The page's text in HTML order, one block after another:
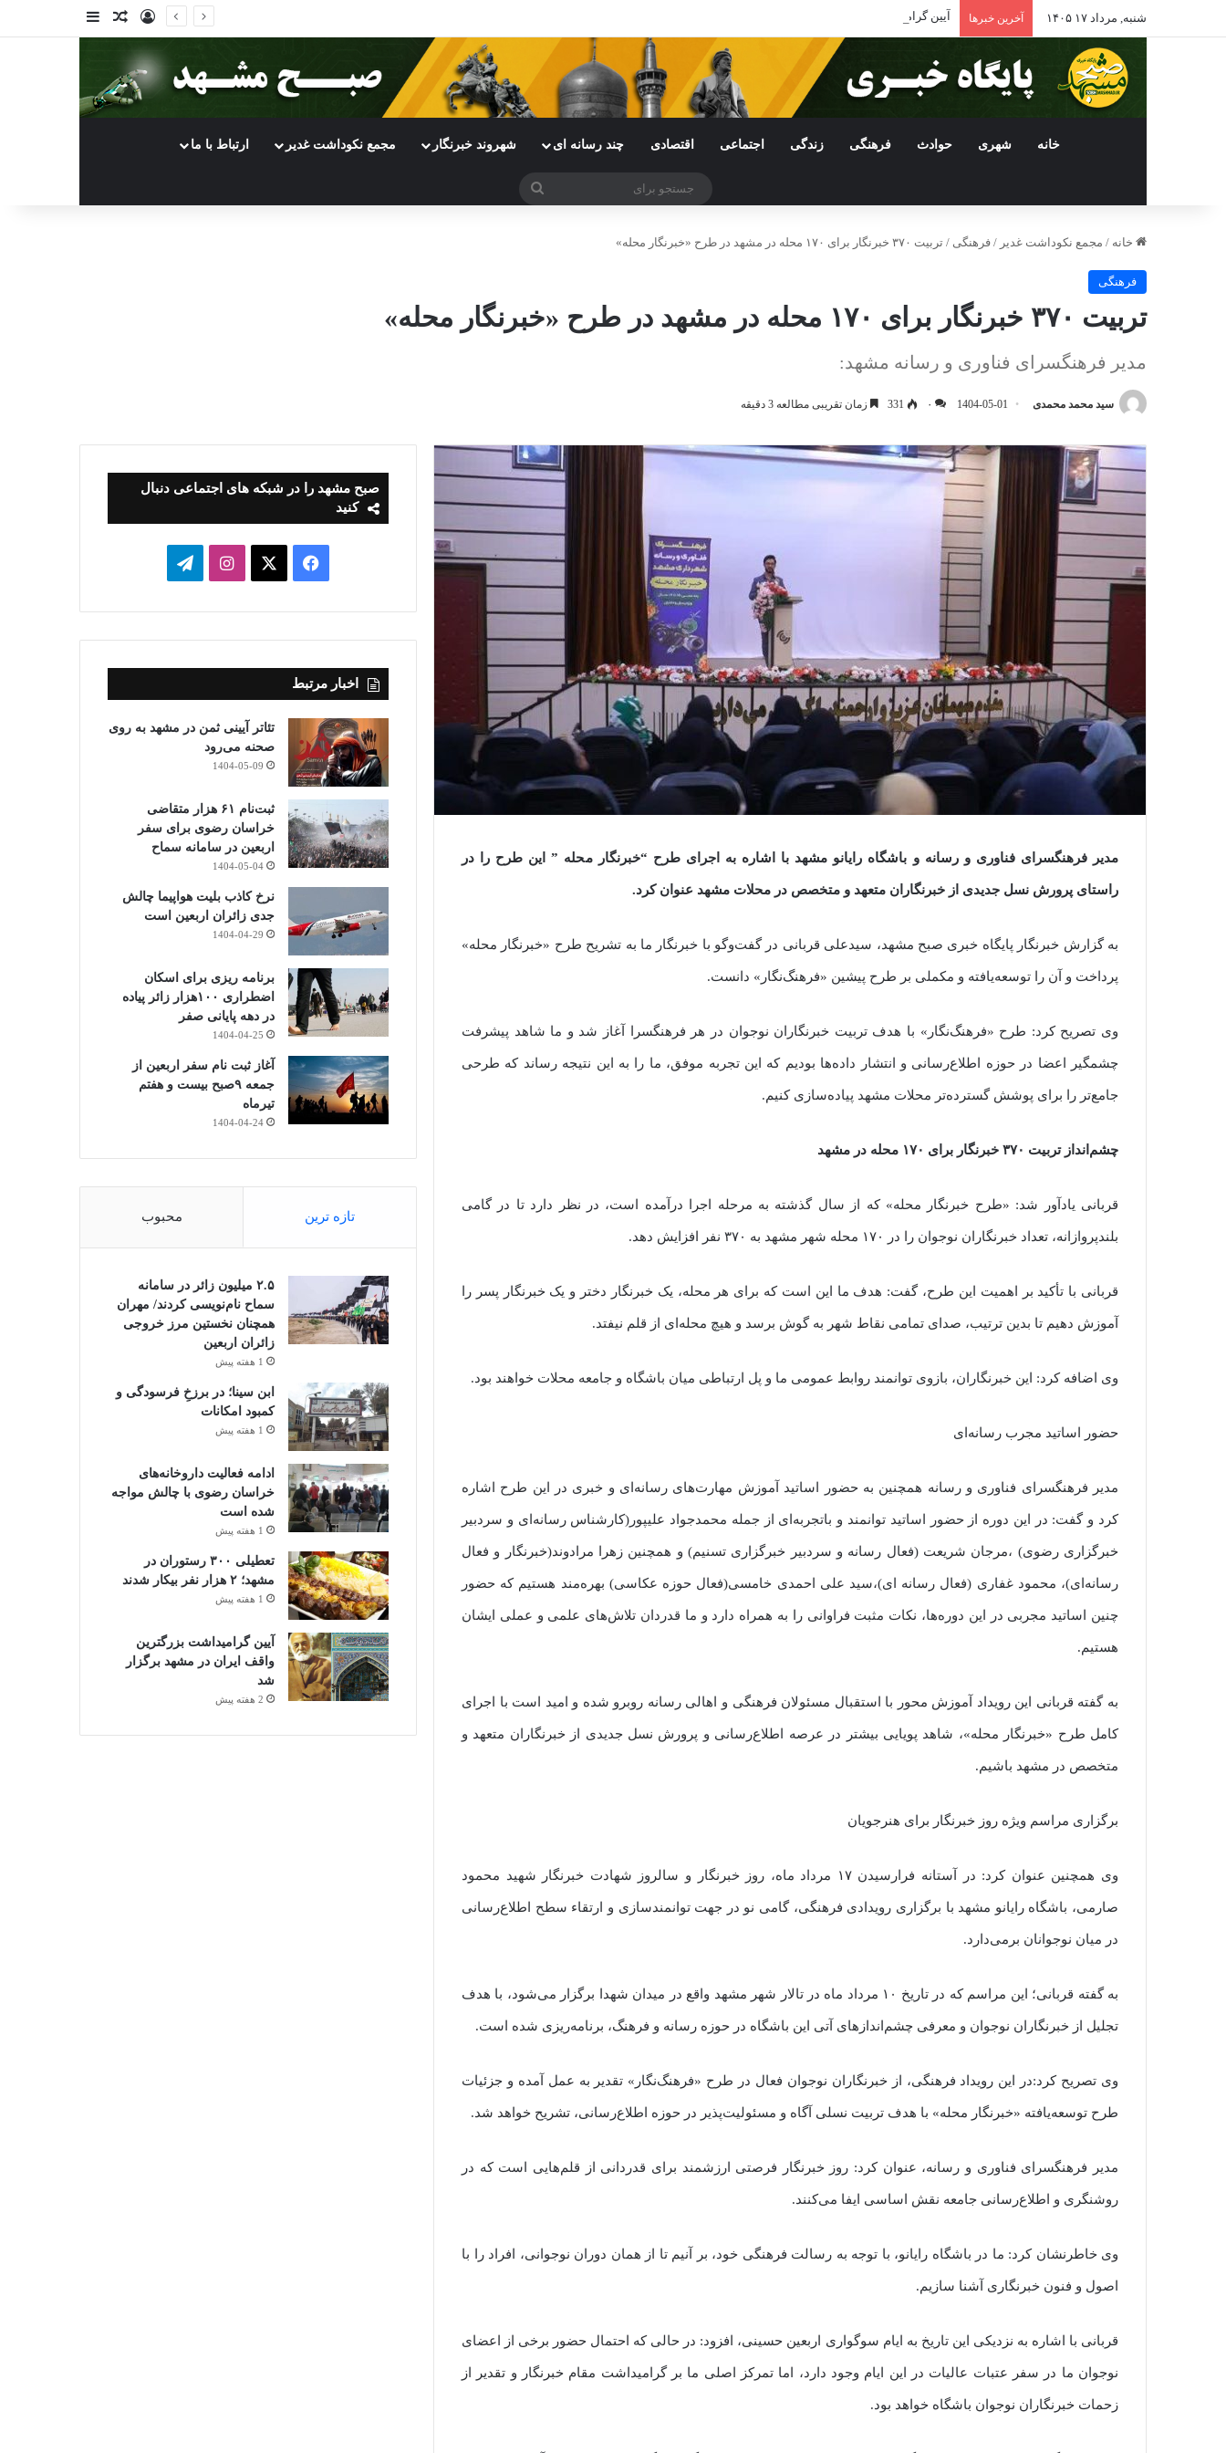
شنبه, مرداد ۱۷ ۱۴۰۵ آخرین خبرها آیین گرامیداشت بزرگترین واقف ایران در مشهد برگزار شد ورودنوشته تصادفی
سایدبار
خانه شهری حوادث فرهنگی زندگی اجتماعی اقتصادی چند رسانه ای شهروند خبرنگار مجمع نکوداشت غدیر ارتباط با ما
جستجو
خانه / مجمع نکوداشت غدیر / فرهنگی / تربیت ۳۷۰ خبرنگار برای ۱۷۰ محله در مشهد در طرح «خبرنگار محله»
فرهنگی
تربیت ۳۷۰ خبرنگار برای ۱۷۰ محله در مشهد در طرح «خبرنگار محله»
مدیر فرهنگسرای فناوری و رسانه مشهد:
سید محمد محمدی 1404-05-01 ۰ 331 زمان تقریبی مطالعه 3 دقیقه
مدیر فرهنگسرای فناوری و رسانه و باشگاه رایانو مشهد با اشاره به اجرای طرح “خبرنگار محله ” این طرح را در
راستای پرورش نسل جدیدی از خبرنگاران متعهد و متخصص در محلات مشهد عنوان کرد.
به گزارش خبرنگار پایگاه خبری صبح مشهد، سیدعلی قربانی در گفت‌وگو با خبرنگار ما به تشریح طرح «خبرنگار محله»
پرداخت و آن را توسعه‌یافته و مکملی بر طرح پیشین «فرهنگ‌نگار» دانست.
وی تصریح کرد: طرح «فرهنگ‌نگار» با هدف تربیت خبرنگاران نوجوان در هر فرهنگسرا آغاز شد و ما شاهد پیشرفت
چشمگیر اعضا در حوزه اطلاع‌رسانی و انتشار داده‌ها بودیم که این تجربه موفق، ما را به این نتیجه رساند که طرحی
جامع‌تر را برای پوشش گسترده‌تر محلات مشهد پیاده‌سازی کنیم.
چشم‌انداز تربیت ۳۷۰ خبرنگار برای ۱۷۰ محله در مشهد
قربانی یادآور شد: «طرح خبرنگار محله» که از سال گذشته به مرحله اجرا درآمده است، در نظر دارد تا در گامی
بلندپروازانه، تعداد خبرنگاران نوجوان را در ۱۷۰ محله شهر مشهد به ۳۷۰ نفر افزایش دهد.
قربانی با تأکید بر اهمیت این طرح، گفت: هدف ما این است که برای هر محله، یک خبرنگار دختر و یک خبرنگار پسر را
آموزش دهیم تا بدین ترتیب، صدای تمامی نقاط شهر به گوش برسد و هیچ محله‌ای از قلم نیفتد.
وی اضافه کرد: این خبرنگاران، بازوی توانمند روابط عمومی ما و پل ارتباطی میان باشگاه و جامعه محلات خواهند بود.
حضور اساتید مجرب رسانه‌ای
مدیر فرهنگسرای فناوری و رسانه همچنین به حضور اساتید آموزش مهارت‌های رسانه‌ای و خبری در این طرح اشاره
کرد و گفت: در این دوره از حضور اساتید توانمند و باتجربه‌‌ای از جمله محمدجواد علیپور(کارشناس رسانه‌ای و سردبیر
خبرگزاری رضوی) ،مرجان شریعت (فعال رسانه و سردبیر خبرگزاری تسنیم) و همچنین زهرا مرادوند(خبرنگار و فعال
رسانه‌ای)، محمود غفاری (فعال رسانه ای)،سید علی احمدی خامسی(فعال حوزه عکاسی) بهره‌مند هستیم که حضور
چنین اساتید مجربی در این دوره‌ها، نکات مثبت فراوانی را به همراه دارد و ما قدردان تلاش‌های علمی و عملی ایشان
هستیم.
به گفته قربانی این رویداد آموزش محور با استقبال مسئولان فرهنگی و اهالی رسانه روبرو شده و امید است با اجرای
کامل طرح «خبرنگار محله»، شاهد پویایی بیشتر در عرصه اطلاع‌رسانی و پرورش نسل جدیدی از خبرنگاران متعهد و
متخصص در مشهد باشیم.
برگزاری مراسم ویژه روز خبرنگار برای هنرجویان
وی همچنین عنوان کرد: در آستانه فرارسیدن ۱۷ مرداد ماه، روز خبرنگار و سالروز شهادت خبرنگار شهید محمود
صارمی، باشگاه رایانو مشهد با برگزاری رویدادی فرهنگی، گامی نو در جهت توانمندسازی و ارتقاء سطح اطلاع‌رسانی
در میان نوجوانان برمی‌دارد.
به گفته قربانی؛ این مراسم که در تاریخ ۱۰ مرداد ماه در تالار شهر مشهد واقع در میدان شهدا برگزار می‌شود، با هدف
تجلیل از خبرنگاران نوجوان و معرفی چشم‌اندازهای آتی این باشگاه در حوزه رسانه و فرهنگ، برنامه‌ریزی شده است.
وی تصریح کرد:در این رویداد فرهنگی، از خبرنگاران نوجوان فعال در طرح «فرهنگ‌نگار» تقدیر به عمل آمده و جزئیات
طرح توسعه‌یافته «خبرنگار محله» با هدف تربیت نسلی آگاه و مسئولیت‌پذیر در حوزه اطلاع‌رسانی، تشریح خواهد شد.
مدیر فرهنگسرای فناوری و رسانه، عنوان کرد: روز خبرنگار فرصتی ارزشمند برای قدردانی از قلم‌هایی است که در
روشنگری و اطلاع‌رسانی جامعه نقش اساسی ایفا می‌کنند.
وی خاطرنشان کرد: ما در باشگاه رایانو، با توجه به رسالت فرهنگی خود، بر آنیم تا از همان دوران نوجوانی، افراد را با
اصول و فنون خبرنگاری آشنا سازیم.
قربانی با اشاره به نزدیکی این تاریخ به ایام سوگواری اربعین حسینی، افزود: در حالی که احتمال حضور برخی از اعضای
نوجوان ما در سفر عتبات عالیات در این ایام وجود دارد، اما تمرکز اصلی ما بر گرامیداشت مقام خبرنگار و تقدیر از
زحمات خبرنگاران نوجوان باشگاه خواهد بود.
صبح مشهد را در شبکه های اجتماعی دنبال
کنید
فیسبوک ایکساینستاگرامتلگرام
اخبار مرتبط
تئاتر آیینی ثمن در مشهد به روی
صحنه می‌رود
1404-05-09
ثبت‌نام ۶۱ هزار متقاضی
خراسان رضوی برای سفر
اربعین در سامانه سماح
1404-05-04
نرخ کاذب بلیت هواپیما چالش
جدی زائران اربعین است
1404-04-29
برنامه ریزی برای اسکان
اضطراری ۱۰۰هزار زائر پیاده
در دهه پایانی صفر
1404-04-25
آغاز ثبت نام سفر اربعین از
جمعه ۹صبح بیست و هفتم
تیرماه
1404-04-24
تازه ترین محبوب
۲.۵ میلیون زائر در سامانه
سماح نام‌نویسی کردند/ مهران
همچنان نخستین مرز خروجی
زائران اربعین
1 هفته پیش
ابن سینا؛ در برزخِ فرسودگی و
کمبود امکانات
1 هفته پیش
ادامه فعالیت داروخانه‌های
خراسان رضوی با چالش مواجه
شده است
1 هفته پیش
تعطیلی ۳۰۰ رستوران در
مشهد؛ ۲ هزار نفر بیکار شدند
1 هفته پیش
آیین گرامیداشت بزرگترین
واقف ایران در مشهد برگزار
شد
2 هفته پیش